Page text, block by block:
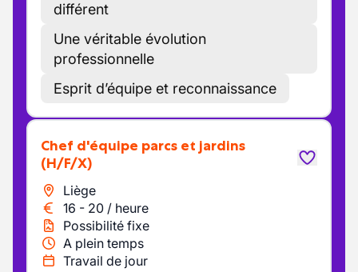
différent
Une véritable évolution
professionnelle
Esprit d’équipe et reconnaissance
Chef d'équipe parcs et jardins
(H/F/X)
Liège
16 - 20 / heure
Possibilité fixe
A plein temps
Travail de jour